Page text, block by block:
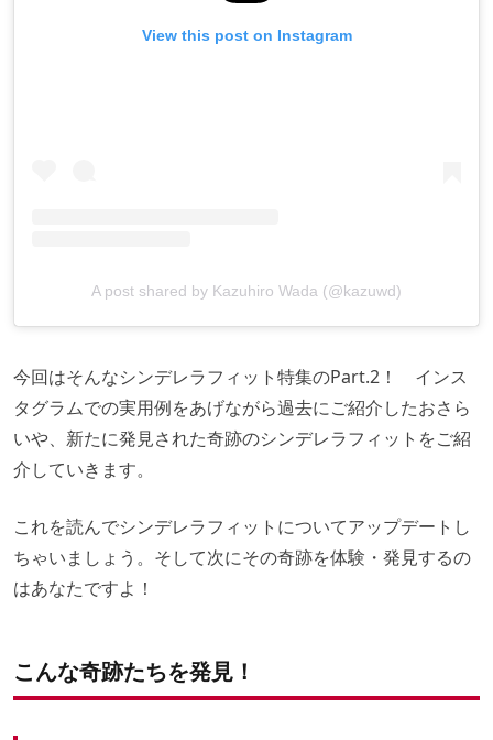
View this post on Instagram
A post shared by Kazuhiro Wada (@kazuwd)
今回はそんなシンデレラフィット特集のPart.2！ インス
タグラムでの実用例をあげながら過去にご紹介したおさら
いや、新たに発見された奇跡のシンデレラフィットをご紹
介していきます。
これを読んでシンデレラフィットについてアップデートし
ちゃいましょう。そして次にその奇跡を体験・発見するの
はあなたですよ！
こんな奇跡たちを発見！